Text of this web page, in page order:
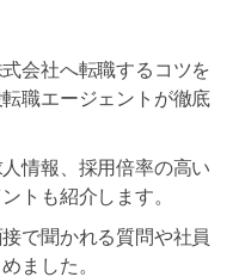
会社へ転職するコツを
職エージェントが徹底
情報、採用倍率の高い
トも紹介します。
で聞かれる質問や社員
ました。